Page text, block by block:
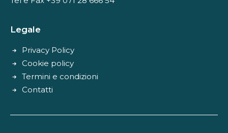
Legale
Privacy Policy
Cookie policy
Termini e condizioni
Contatti